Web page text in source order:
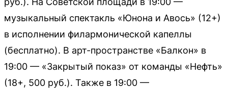
музыкальный спектакль «Юнона и Авось» (12+)
в исполнении филармонической капеллы
(бесплатно). В арт-пространстве «Балкон» в
19:00 — «Закрытый показ» от команды «Нефть»
(18+, 500 руб.). Также в 19:00 —